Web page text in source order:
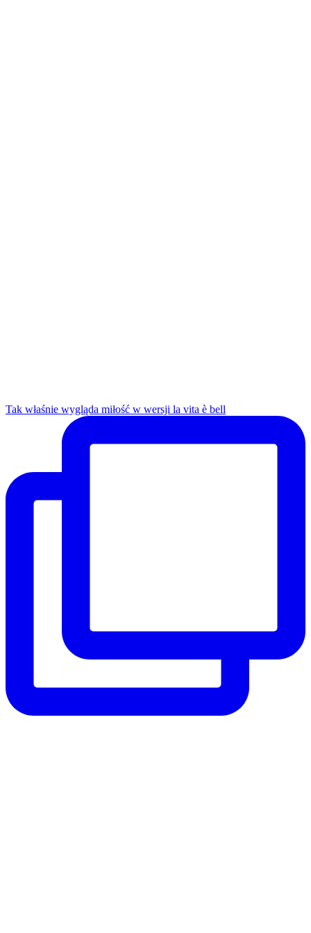
Tak właśnie wygląda miłość w wersji la vita è bell